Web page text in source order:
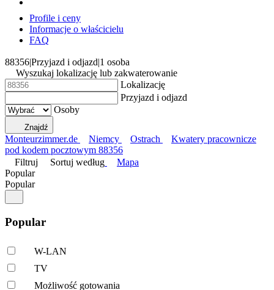
Profile i ceny
Informacje o właścicielu
FAQ
88356|Przyjazd i odjazd|1 osoba
Wyszukaj lokalizację lub zakwaterowanie
Lokalizację
Przyjazd i odjazd
Osoby
Znajdź
Monteurzimmer.de Niemcy Ostrach
Kwatery pracownicze
pod kodem pocztowym 88356
Filtruj
Sortuj według
Mapa
Popular
Popular
Popular
W-LAN
TV
Możliwość gotowania